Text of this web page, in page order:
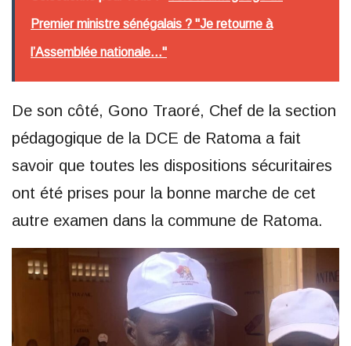
Premier ministre sénégalais ? "Je retourne à
l’Assemblée nationale..."
De son côté, Gono Traoré, Chef de la section
pédagogique de la DCE de Ratoma a fait
savoir que toutes les dispositions sécuritaires
ont été prises pour la bonne marche de cet
autre examen dans la commune de Ratoma.